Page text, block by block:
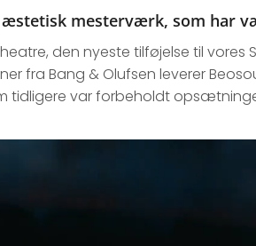
æstetisk mesterværk, som har
den nyeste tilføjelse til vores
fra Bang & Olufsen leverer
tidligere var forbeholdt